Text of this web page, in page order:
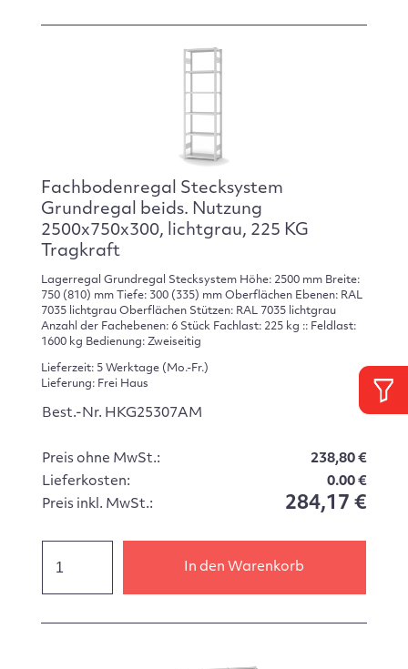
Fachbodenregal Stecksystem
Grundregal beids. Nutzung
2500x750x300, lichtgrau, 225 KG
Tragkraft
Lagerregal Grundregal Stecksystem Höhe: 2500 mm Breite:
750 (810) mm Tiefe: 300 (335) mm Oberflächen Ebenen: RAL
7035 lichtgrau Oberflächen Stützen: RAL 7035 lichtgrau
Anzahl der Fachebenen: 6 Stück Fachlast: 225 kg :: Feldlast:
1600 kg Bedienung: Zweiseitig
Lieferzeit: 5 Werktage (Mo.-Fr.)
Lieferung: Frei Haus
Best.-Nr. HKG25307AM
Preis ohne MwSt.:
238,80 €
Lieferkosten:
0.00 €
Preis inkl. MwSt.:
284,17 €
In den Warenkorb